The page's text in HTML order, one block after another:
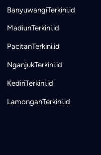
BanyuwangiTerkini.id
MadiunTerkini.id
PacitanTerkini.id
NganjukTerkini.id
KediriTerkini.id
LamonganTerkini.id